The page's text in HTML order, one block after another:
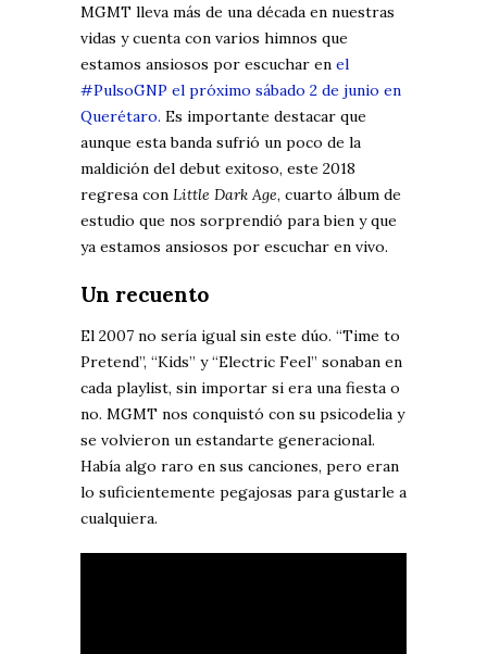
MGMT lleva más de una década en nuestras
vidas y cuenta con varios himnos que
estamos ansiosos por escuchar en el
#PulsoGNP el próximo sábado 2 de junio en
Querétaro. Es importante destacar que
aunque esta banda sufrió un poco de la
maldición del debut exitoso, este 2018
regresa con Little Dark Age, cuarto álbum de
estudio que nos sorprendió para bien y que
ya estamos ansiosos por escuchar en vivo.
Un recuento
El 2007 no sería igual sin este dúo. “Time to
Pretend”, “Kids” y “Electric Feel” sonaban en
cada playlist, sin importar si era una fiesta o
no. MGMT nos conquistó con su psicodelia y
se volvieron un estandarte generacional.
Había algo raro en sus canciones, pero eran
lo suficientemente pegajosas para gustarle a
cualquiera.